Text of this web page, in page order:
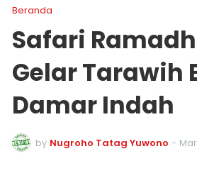
Beranda
Safari
Gelar Tarawih
Damar Indah
by Nugroho Tatag Yuwono -